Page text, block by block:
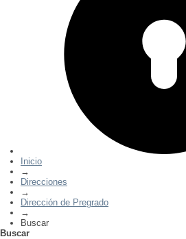
Inicio
→
Direcciones
→
Dirección de Pregrado
→
Buscar
Buscar